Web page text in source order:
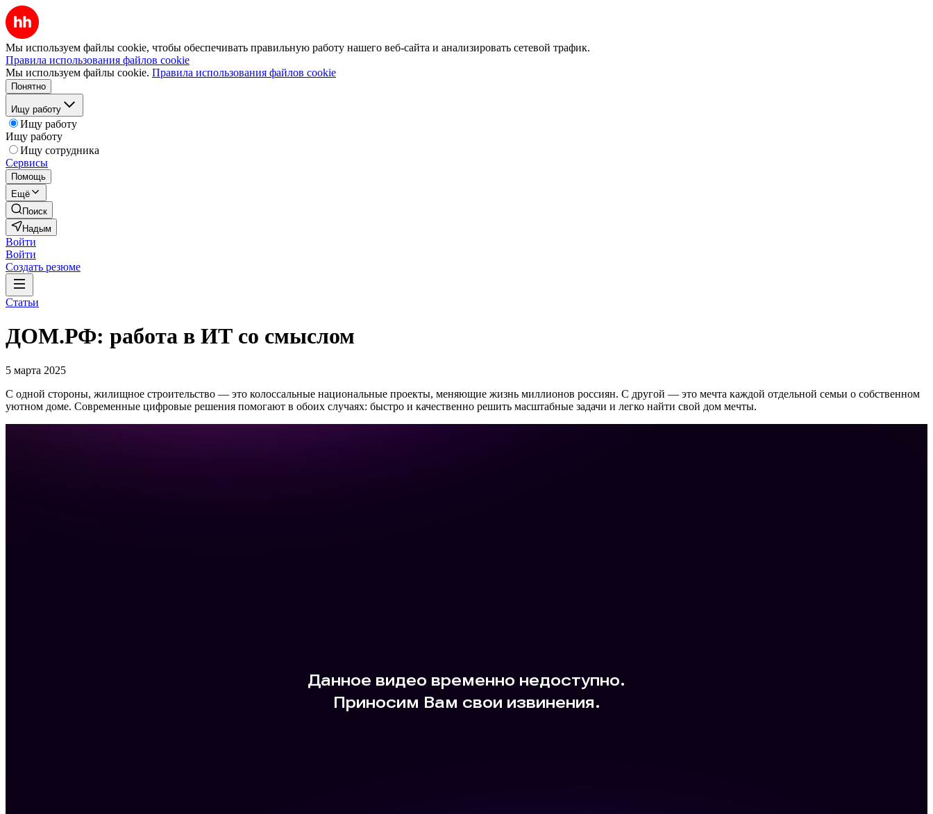
Мы используем файлы cookie, чтобы обеспечивать правильную работу нашего веб-сайта и анализировать сетевой трафик.
Правила использования файлов cookie
Мы используем файлы cookie. Правила использования файлов cookie
Понятно
Ищу работу
Ищу работу
Ищу работу
Ищу сотрудника
Сервисы
Помощь
Ещё
Поиск
Надым
Войти
Войти
Создать резюме
Статьи
ДОМ.РФ: работа в ИТ со смыслом
5 марта 2025
С одной стороны, жилищное строительство — это колоссальные национальные проекты, меняющие жизнь миллионов россиян. С другой — это мечта каждой отдельной семьи о собственном
уютном доме. Современные цифровые решения помогают в обоих случаях: быстро и качественно решить масштабные задачи и легко найти свой дом мечты.